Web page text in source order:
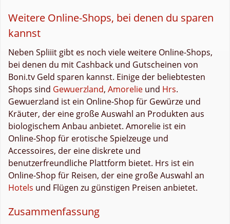
Weitere Online-Shops, bei denen du sparen
kannst
Neben Spliiit gibt es noch viele weitere Online-Shops,
bei denen du mit Cashback und Gutscheinen von
Boni.tv Geld sparen kannst. Einige der beliebtesten
Shops sind Gewuerzland, Amorelie und Hrs.
Gewuerzland ist ein Online-Shop für Gewürze und
Kräuter, der eine große Auswahl an Produkten aus
biologischem Anbau anbietet. Amorelie ist ein
Online-Shop für erotische Spielzeuge und
Accessoires, der eine diskrete und
benutzerfreundliche Plattform bietet. Hrs ist ein
Online-Shop für Reisen, der eine große Auswahl an
Hotels und Flügen zu günstigen Preisen anbietet.
Zusammenfassung